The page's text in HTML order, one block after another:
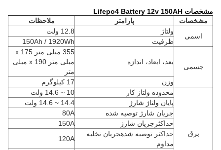
مشخصات Lifepo4 Battery 12v 150AH
مشخصات
پارامتر
ملاحظات
اسمی
ولتاژ
12.8 ولت
ظرفیت
150Ah / 1920Wh
جسمی
بعد، ابعاد، اندازه
355 میلی متر x 175
میلی متر x 190 میلی
متر
وزن
17 کیلوگرم
برق
محدوده ولتاژ کار
10 ~ 14.6 ولت
پایان ولتاژ شارژ
14.4 ~ 14.6 ولت
جریان شارژ توصیه شده
80A
حداکثرجریان شارژ
150A
حداکثر توصیه شدهجریان تخلیه
مداوم
120A